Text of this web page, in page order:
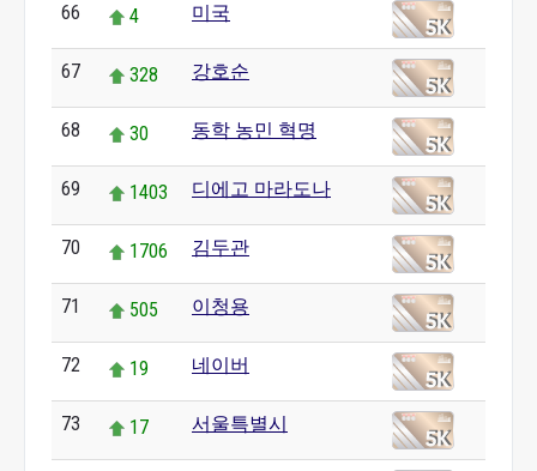
66 4 미국
67 328 강호순
68 30 동학 농민 혁명
69 1403 디에고 마라도나
70 1706 김두관
71 505 이청용
72 19 네이버
73 17 서울특별시